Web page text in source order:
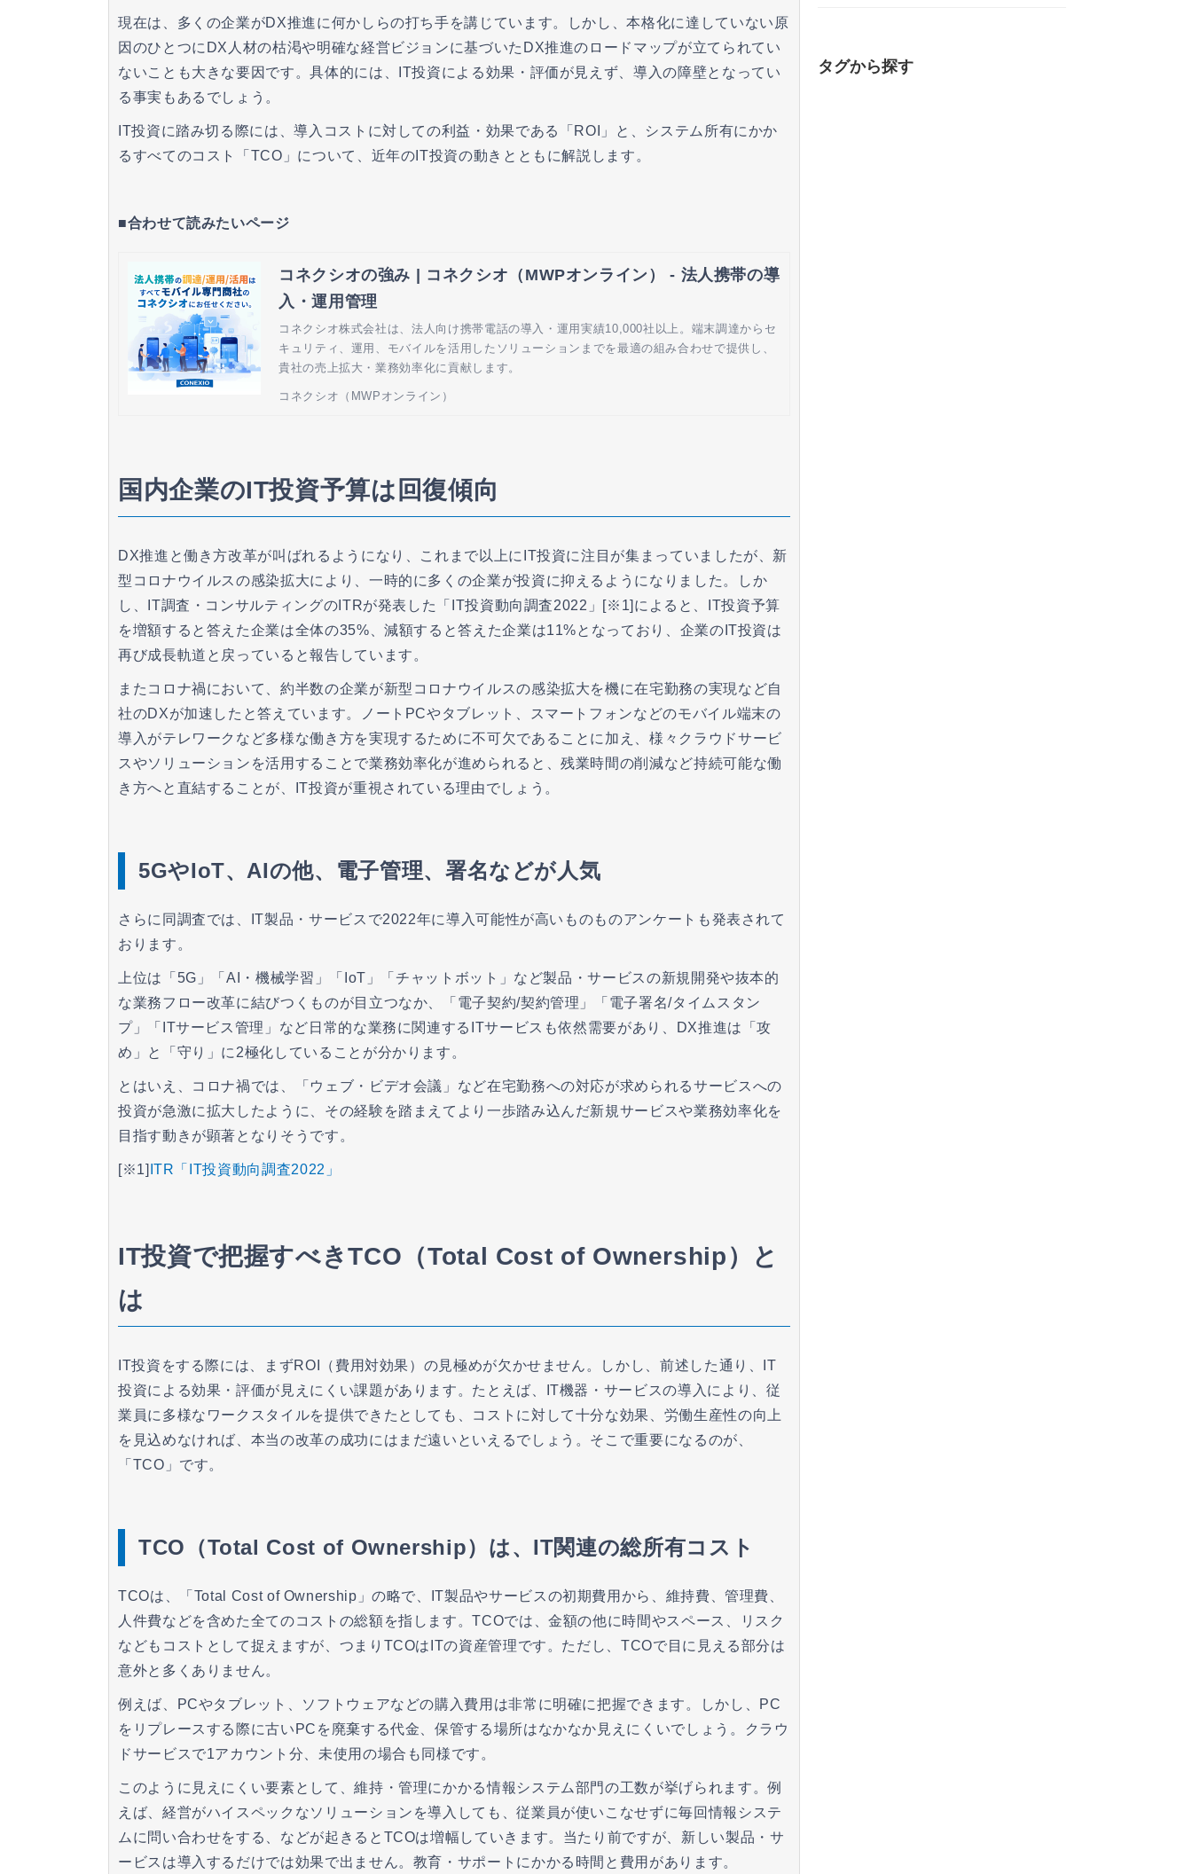
現在は、多くの企業がDX推進に何かしらの打ち手を講じています。しかし、本格化に達していない原
因のひとつにDX人材の枯渇や明確な経営ビジョンに基づいたDX推進のロードマップが立てられてい
ないことも大きな要因です。具体的には、IT投資による効果・評価が見えず、導入の障壁となってい
る事実もあるでしょう。
IT投資に踏み切る際には、導入コストに対しての利益・効果である「ROI」と、システム所有にかか
るすべてのコスト「TCO」について、近年のIT投資の動きとともに解説します。
■合わせて読みたいページ
コネクシオの強み | コネクシオ（MWPオンライン） - 法人携帯の導
入・運用管理
コネクシオ株式会社は、法人向け携帯電話の導入・運用実績10,000社以上。端末調達からセ
キュリティ、運用、モバイルを活用したソリューションまでを最適の組み合わせで提供し、
貴社の売上拡大・業務効率化に貢献します。
コネクシオ（MWPオンライン）
国内企業のIT投資予算は回復傾向
DX推進と働き方改革が叫ばれるようになり、これまで以上にIT投資に注目が集まっていましたが、新
型コロナウイルスの感染拡大により、一時的に多くの企業が投資に抑えるようになりました。しか
し、IT調査・コンサルティングのITRが発表した「IT投資動向調査2022」[※1]によると、IT投資予算
を増額すると答えた企業は全体の35%、減額すると答えた企業は11%となっており、企業のIT投資は
再び成長軌道と戻っていると報告しています。
またコロナ禍において、約半数の企業が新型コロナウイルスの感染拡大を機に在宅勤務の実現など自
社のDXが加速したと答えています。ノートPCやタブレット、スマートフォンなどのモバイル端末の
導入がテレワークなど多様な働き方を実現するために不可欠であることに加え、様々クラウドサービ
スやソリューションを活用することで業務効率化が進められると、残業時間の削減など持続可能な働
き方へと直結することが、IT投資が重視されている理由でしょう。
5GやIoT、AIの他、電子管理、署名などが人気
さらに同調査では、IT製品・サービスで2022年に導入可能性が高いものものアンケートも発表されて
おります。
上位は「5G」「AI・機械学習」「IoT」「チャットボット」など製品・サービスの新規開発や抜本的
な業務フロー改革に結びつくものが目立つなか、「電子契約/契約管理」「電子署名/タイムスタン
プ」「ITサービス管理」など日常的な業務に関連するITサービスも依然需要があり、DX推進は「攻
め」と「守り」に2極化していることが分かります。
とはいえ、コロナ禍では、「ウェブ・ビデオ会議」など在宅勤務への対応が求められるサービスへの
投資が急激に拡大したように、その経験を踏まえてより一歩踏み込んだ新規サービスや業務効率化を
目指す動きが顕著となりそうです。
[※1] ITR「IT投資動向調査2022」
IT投資で把握すべきTCO（Total Cost of Ownership）と
は
IT投資をする際には、まずROI（費用対効果）の見極めが欠かせません。しかし、前述した通り、IT
投資による効果・評価が見えにくい課題があります。たとえば、IT機器・サービスの導入により、従
業員に多様なワークスタイルを提供できたとしても、コストに対して十分な効果、労働生産性の向上
を見込めなければ、本当の改革の成功にはまだ遠いといえるでしょう。そこで重要になるのが、
「TCO」です。
TCO（Total Cost of Ownership）は、IT関連の総所有コスト
TCOは、「Total Cost of Ownership」の略で、IT製品やサービスの初期費用から、維持費、管理費、
人件費などを含めた全てのコストの総額を指します。TCOでは、金額の他に時間やスペース、リスク
などもコストとして捉えますが、つまりTCOはITの資産管理です。ただし、TCOで目に見える部分は
意外と多くありません。
例えば、PCやタブレット、ソフトウェアなどの購入費用は非常に明確に把握できます。しかし、PC
をリプレースする際に古いPCを廃棄する代金、保管する場所はなかなか見えにくいでしょう。クラウ
ドサービスで1アカウント分、未使用の場合も同様です。
このように見えにくい要素として、維持・管理にかかる情報システム部門の工数が挙げられます。例
えば、経営がハイスペックなソリューションを導入しても、従業員が使いこなせずに毎回情報システ
ムに問い合わせをする、などが起きるとTCOは増幅していきます。当たり前ですが、新しい製品・サ
ービスは導入するだけでは効果で出ません。教育・サポートにかかる時間と費用があります。
タグから探す